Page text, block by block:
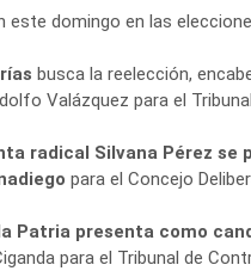
este domingo en las
busca la reelección,
Valázquez para el
radical Silvana Pérez se
para el Concejo
Patria presenta como
para el Tribunal de